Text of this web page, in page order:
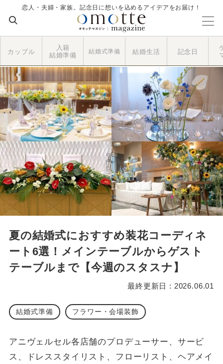
恋人・夫婦・家族。記念日に想いを込めるアイデアをお届け！
カップル
入籍
結婚準備
結婚式準備 結婚生活 記念日
夏の結婚式におすすめ装花コーディネ
ート6選！メインテーブルからゲスト
テーブルまで【今週のスタスナ】
最終更新日 : 2026.06.01
結婚式準備 フラワー・会場装飾
アニヴェルセル各店舗のプロデューサー、サービ
ス、ドレススタイリスト、フローリスト、ヘアメイ